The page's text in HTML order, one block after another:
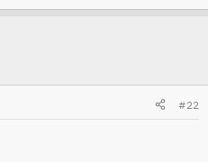
#22